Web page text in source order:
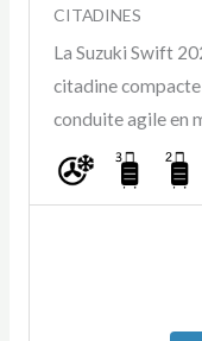
CITADINES
La Suzuki Swift
citadine
conduite agile en